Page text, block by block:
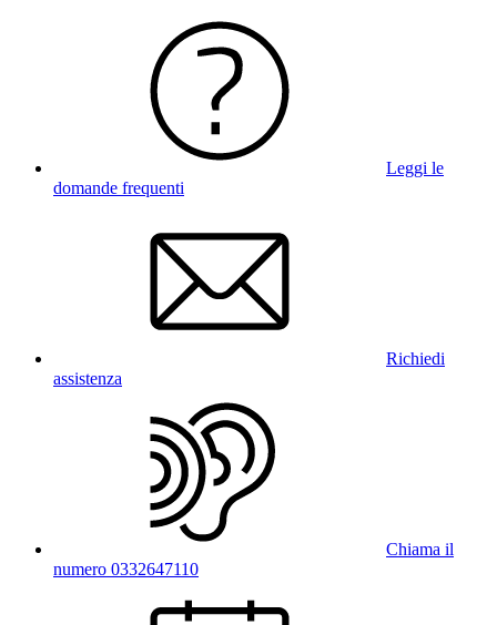
Leggi le
domande frequenti
Richiedi
assistenza
Chiama il
numero 0332647110